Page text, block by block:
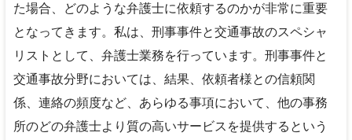
た場合、どのような弁護士に依頼するのかが非常に重要
となってきます。私は、刑事事件と交通事故のスペシャ
リストとして、弁護士業務を行っています。刑事事件と
交通事故分野においては、結果、依頼者様との信頼関
係、連絡の頻度など、あらゆる事項において、他の事務
所のどの弁護士より質の高いサービスを提供するという